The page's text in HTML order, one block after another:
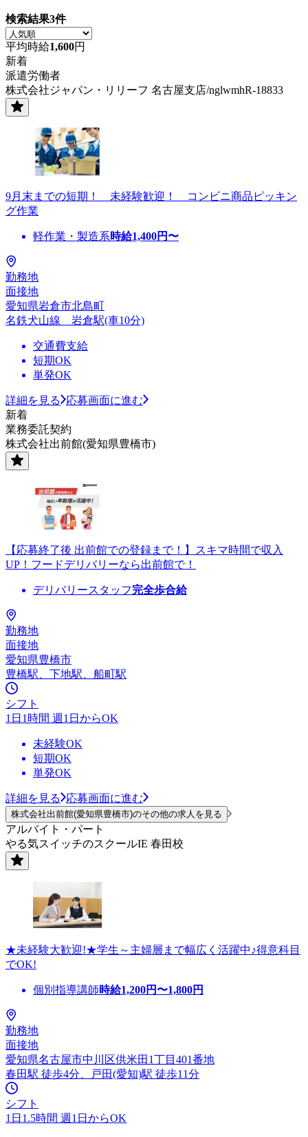
検索結果3件
平均時給1,600円
新着
派遣労働者
株式会社ジャパン・リリーフ 名古屋支店/nglwmhR-18833
9月末までの短期！ 未経験歓迎！ コンビニ商品ピッキン
グ作業
軽作業・製造系時給1,400円〜
勤務地
面接地
愛知県岩倉市北島町
名鉄犬山線 岩倉駅(車10分)
交通費支給
短期OK
単発OK
詳細を見る
応募画面に進む
新着
業務委託契約
株式会社出前館(愛知県豊橋市)
【応募終了後 出前館での登録まで！】スキマ時間で収入
UP！フードデリバリーなら出前館で！
デリバリースタッフ完全歩合給
勤務地
面接地
愛知県豊橋市
豊橋駅、下地駅、船町駅
シフト
1日1時間 週1日からOK
未経験OK
短期OK
単発OK
詳細を見る 応募画面に進む
株式会社出前館(愛知県豊橋市)のその他の求人を見る
アルバイト・パート
やる気スイッチのスクールIE 春田校
★未経験大歓迎!★学生～主婦層まで幅広く活躍中♪得意科目
でOK!
個別指導講師時給1,200円〜1,800円
勤務地
面接地
愛知県名古屋市中川区供米田1丁目401番地
春田駅 徒歩4分、戸田(愛知)駅 徒歩11分
シフト
1日1.5時間 週1日からOK